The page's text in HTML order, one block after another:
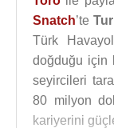
Snatch’te
Türk
doğduğu için
seyircileri
80 milyon
kariyerini